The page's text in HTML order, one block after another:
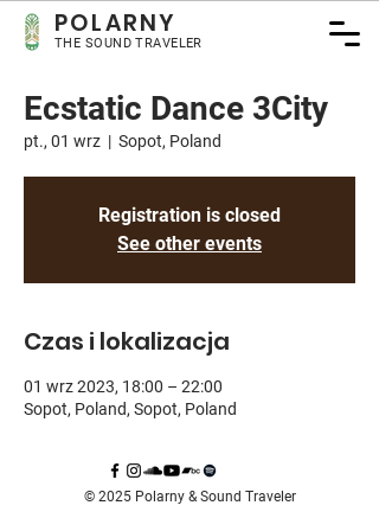
POLARNY
THE SOUND TRAVELER
Ecstatic Dance 3City
pt., 01 wrz
  |
Sopot, Poland
Registration is closed
See other events
Czas i lokalizacja
01 wrz 2023, 18:00 – 22:00
Sopot, Poland, Sopot, Poland
© 2025 Polarny & Sound Traveler